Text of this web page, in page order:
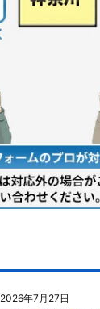
2026年7月27日